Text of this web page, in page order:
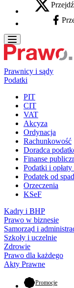
X - otwiera się
Prawnicy i sądy
Podatki
PIT
CIT
VAT
Akcyza
Ordynacja
Rachunkowość
Doradca
Finanse
Podatki i
Podatek od
Orzeczenia
KSeF
Kadry i BHP
Prawo w biznesie
Samorząd i
Szkoły i uczelnie
Zdrowie
Prawo dla każdego
Akty Prawne
Promocje-